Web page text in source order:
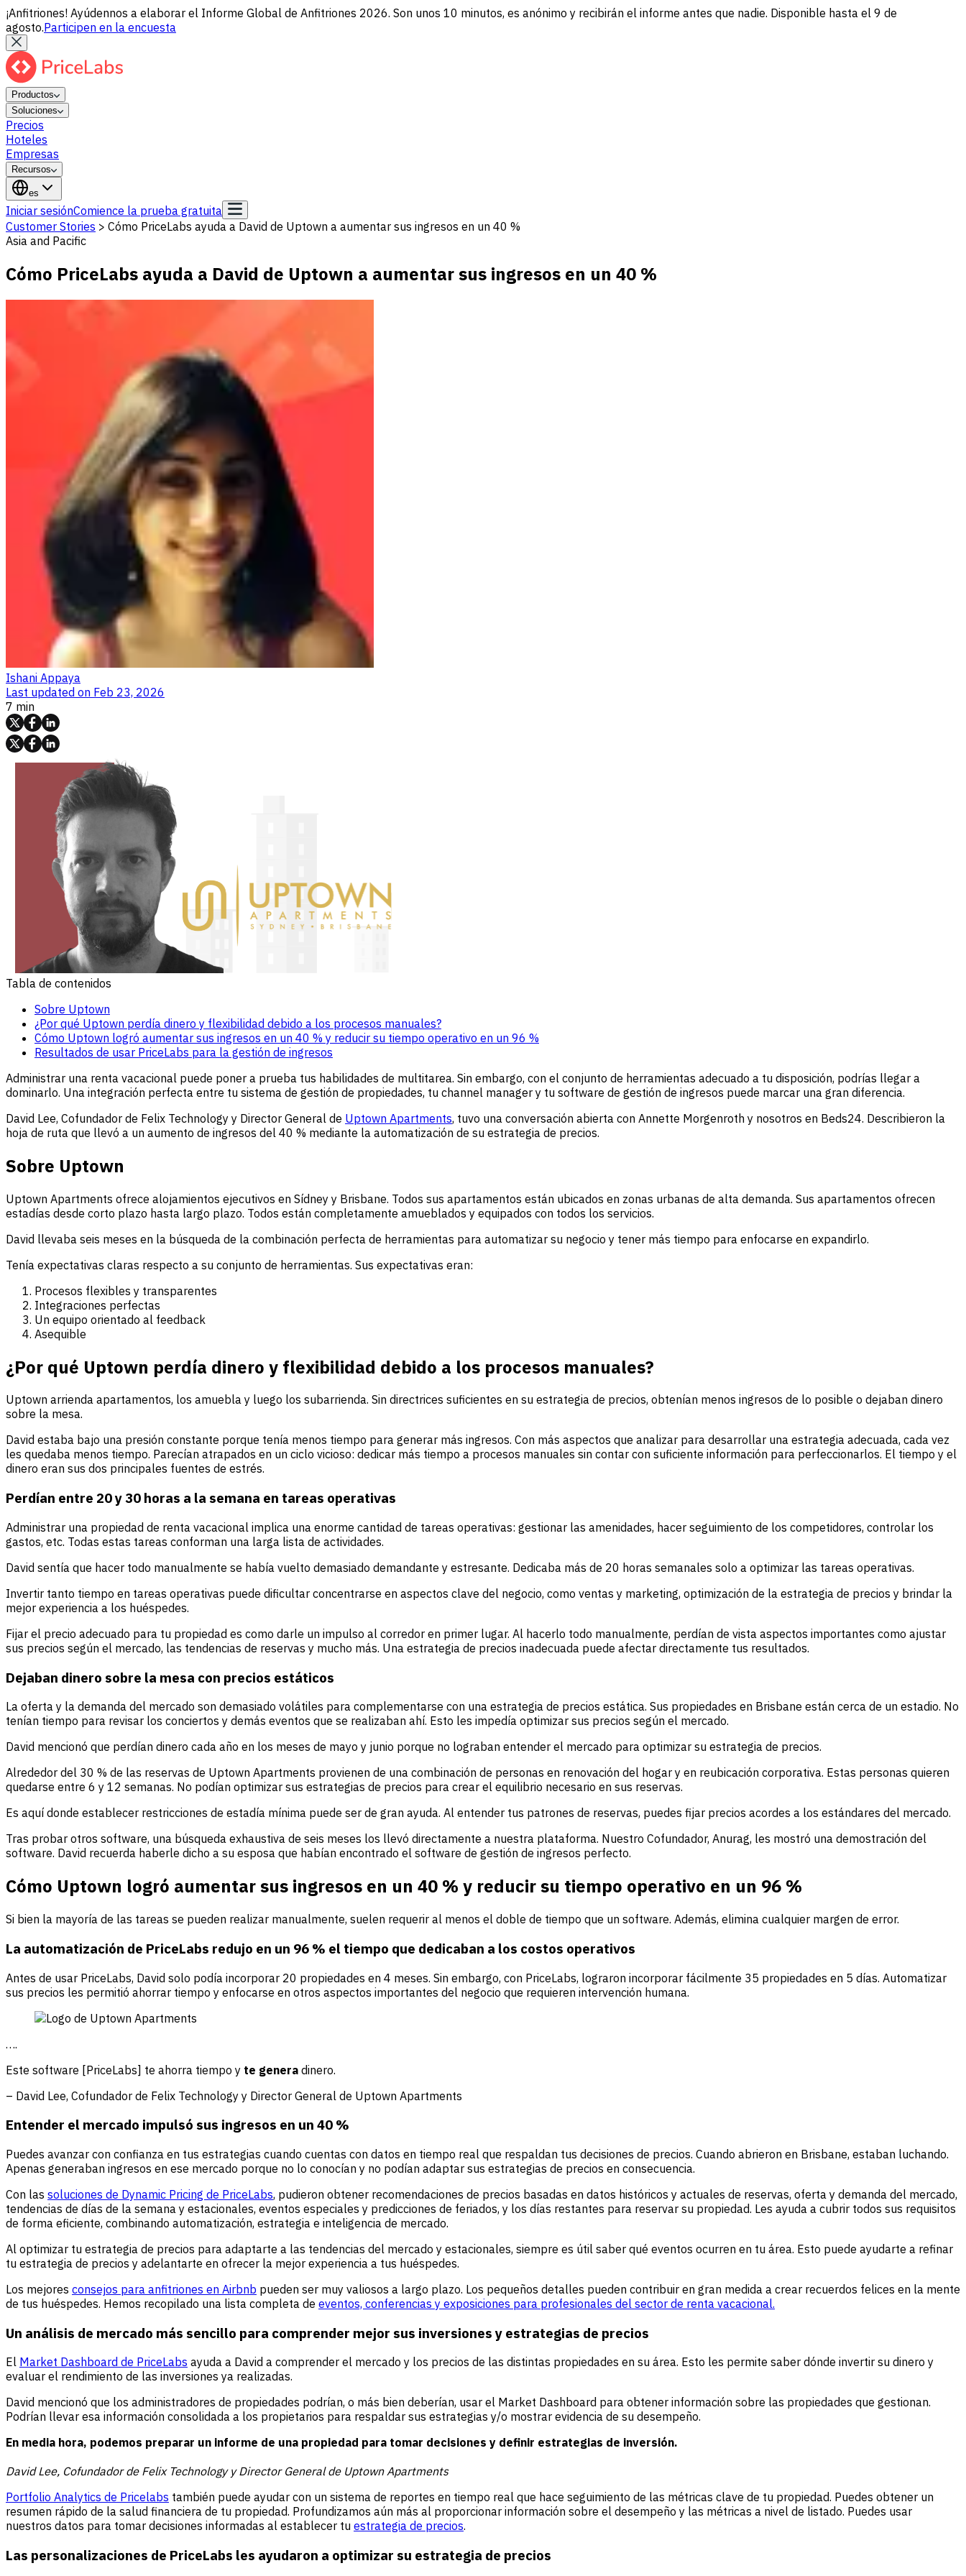
¡Anfitriones! Ayúdennos a elaborar el Informe Global de Anfitriones 2026. Son unos 10 minutos, es anónimo y recibirán el informe antes que nadie. Disponible hasta el 9 de
agosto.Participen en la encuesta
Productos
Soluciones
Precios
Hoteles
Empresas
Recursos
es
Iniciar sesiónComience la prueba gratuita
Customer Stories > Cómo PriceLabs ayuda a David de Uptown a aumentar sus ingresos en un 40 %
Asia and Pacific
Cómo PriceLabs ayuda a David de Uptown a aumentar sus ingresos en un 40 %
Ishani Appaya
Last updated on Feb 23, 2026
7 min
Tabla de contenidos
Sobre Uptown
¿Por qué Uptown perdía dinero y flexibilidad debido a los procesos manuales?
Cómo Uptown logró aumentar sus ingresos en un 40 % y reducir su tiempo operativo en un 96 %
Resultados de usar PriceLabs para la gestión de ingresos
Administrar una renta vacacional puede poner a prueba tus habilidades de multitarea. Sin embargo, con el conjunto de herramientas adecuado a tu disposición, podrías llegar a
dominarlo. Una integración perfecta entre tu sistema de gestión de propiedades, tu channel manager y tu software de gestión de ingresos puede marcar una gran diferencia.
David Lee, Cofundador de Felix Technology y Director General de Uptown Apartments, tuvo una conversación abierta con Annette Morgenroth y nosotros en Beds24. Describieron la
hoja de ruta que llevó a un aumento de ingresos del 40 % mediante la automatización de su estrategia de precios.
Sobre Uptown
Uptown Apartments ofrece alojamientos ejecutivos en Sídney y Brisbane. Todos sus apartamentos están ubicados en zonas urbanas de alta demanda. Sus apartamentos ofrecen
estadías desde corto plazo hasta largo plazo. Todos están completamente amueblados y equipados con todos los servicios.
David llevaba seis meses en la búsqueda de la combinación perfecta de herramientas para automatizar su negocio y tener más tiempo para enfocarse en expandirlo.
Tenía expectativas claras respecto a su conjunto de herramientas. Sus expectativas eran:
Procesos flexibles y transparentes
Integraciones perfectas
Un equipo orientado al feedback
Asequible
¿Por qué Uptown perdía dinero y flexibilidad debido a los procesos manuales?
Uptown arrienda apartamentos, los amuebla y luego los subarrienda. Sin directrices suficientes en su estrategia de precios, obtenían menos ingresos de lo posible o dejaban dinero
sobre la mesa.
David estaba bajo una presión constante porque tenía menos tiempo para generar más ingresos. Con más aspectos que analizar para desarrollar una estrategia adecuada, cada vez
les quedaba menos tiempo. Parecían atrapados en un ciclo vicioso: dedicar más tiempo a procesos manuales sin contar con suficiente información para perfeccionarlos. El tiempo y el
dinero eran sus dos principales fuentes de estrés.
Perdían entre 20 y 30 horas a la semana en tareas operativas
Administrar una propiedad de renta vacacional implica una enorme cantidad de tareas operativas: gestionar las amenidades, hacer seguimiento de los competidores, controlar los
gastos, etc. Todas estas tareas conforman una larga lista de actividades.
David sentía que hacer todo manualmente se había vuelto demasiado demandante y estresante. Dedicaba más de 20 horas semanales solo a optimizar las tareas operativas.
Invertir tanto tiempo en tareas operativas puede dificultar concentrarse en aspectos clave del negocio, como ventas y marketing, optimización de la estrategia de precios y brindar la
mejor experiencia a los huéspedes.
Fijar el precio adecuado para tu propiedad es como darle un impulso al corredor en primer lugar. Al hacerlo todo manualmente, perdían de vista aspectos importantes como ajustar
sus precios según el mercado, las tendencias de reservas y mucho más. Una estrategia de precios inadecuada puede afectar directamente tus resultados.
Dejaban dinero sobre la mesa con precios estáticos
La oferta y la demanda del mercado son demasiado volátiles para complementarse con una estrategia de precios estática. Sus propiedades en Brisbane están cerca de un estadio. No
tenían tiempo para revisar los conciertos y demás eventos que se realizaban ahí. Esto les impedía optimizar sus precios según el mercado.
David mencionó que perdían dinero cada año en los meses de mayo y junio porque no lograban entender el mercado para optimizar su estrategia de precios.
Alrededor del 30 % de las reservas de Uptown Apartments provienen de una combinación de personas en renovación del hogar y en reubicación corporativa. Estas personas quieren
quedarse entre 6 y 12 semanas. No podían optimizar sus estrategias de precios para crear el equilibrio necesario en sus reservas.
Es aquí donde establecer restricciones de estadía mínima puede ser de gran ayuda. Al entender tus patrones de reservas, puedes fijar precios acordes a los estándares del mercado.
Tras probar otros software, una búsqueda exhaustiva de seis meses los llevó directamente a nuestra plataforma. Nuestro Cofundador, Anurag, les mostró una demostración del
software. David recuerda haberle dicho a su esposa que habían encontrado el software de gestión de ingresos perfecto.
Cómo Uptown logró aumentar sus ingresos en un 40 % y reducir su tiempo operativo en un 96 %
Si bien la mayoría de las tareas se pueden realizar manualmente, suelen requerir al menos el doble de tiempo que un software. Además, elimina cualquier margen de error.
La automatización de PriceLabs redujo en un 96 % el tiempo que dedicaban a los costos operativos
Antes de usar PriceLabs, David solo podía incorporar 20 propiedades en 4 meses. Sin embargo, con PriceLabs, lograron incorporar fácilmente 35 propiedades en 5 días. Automatizar
sus precios les permitió ahorrar tiempo y enfocarse en otros aspectos importantes del negocio que requieren intervención humana.
….
Este software [PriceLabs] te ahorra tiempo y te genera dinero.
– David Lee, Cofundador de Felix Technology y Director General de Uptown Apartments
Entender el mercado impulsó sus ingresos en un 40 %
Puedes avanzar con confianza en tus estrategias cuando cuentas con datos en tiempo real que respaldan tus decisiones de precios. Cuando abrieron en Brisbane, estaban luchando.
Apenas generaban ingresos en ese mercado porque no lo conocían y no podían adaptar sus estrategias de precios en consecuencia.
Con las soluciones de Dynamic Pricing de PriceLabs, pudieron obtener recomendaciones de precios basadas en datos históricos y actuales de reservas, oferta y demanda del mercado,
tendencias de días de la semana y estacionales, eventos especiales y predicciones de feriados, y los días restantes para reservar su propiedad. Les ayuda a cubrir todos sus requisitos
de forma eficiente, combinando automatización, estrategia e inteligencia de mercado.
Al optimizar tu estrategia de precios para adaptarte a las tendencias del mercado y estacionales, siempre es útil saber qué eventos ocurren en tu área. Esto puede ayudarte a refinar
tu estrategia de precios y adelantarte en ofrecer la mejor experiencia a tus huéspedes.
Los mejores consejos para anfitriones en Airbnb pueden ser muy valiosos a largo plazo. Los pequeños detalles pueden contribuir en gran medida a crear recuerdos felices en la mente
de tus huéspedes. Hemos recopilado una lista completa de eventos, conferencias y exposiciones para profesionales del sector de renta vacacional.
Un análisis de mercado más sencillo para comprender mejor sus inversiones y estrategias de precios
El Market Dashboard de PriceLabs ayuda a David a comprender el mercado y los precios de las distintas propiedades en su área. Esto les permite saber dónde invertir su dinero y
evaluar el rendimiento de las inversiones ya realizadas.
David mencionó que los administradores de propiedades podrían, o más bien deberían, usar el Market Dashboard para obtener información sobre las propiedades que gestionan.
Podrían llevar esa información consolidada a los propietarios para respaldar sus estrategias y/o mostrar evidencia de su desempeño.
En media hora, podemos preparar un informe de una propiedad para tomar decisiones y definir estrategias de inversión.
David Lee, Cofundador de Felix Technology y Director General de Uptown Apartments
Portfolio Analytics de Pricelabs también puede ayudar con un sistema de reportes en tiempo real que hace seguimiento de las métricas clave de tu propiedad. Puedes obtener un
resumen rápido de la salud financiera de tu propiedad. Profundizamos aún más al proporcionar información sobre el desempeño y las métricas a nivel de listado. Puedes usar
nuestros datos para tomar decisiones informadas al establecer tu estrategia de precios.
Las personalizaciones de PriceLabs les ayudaron a optimizar su estrategia de precios